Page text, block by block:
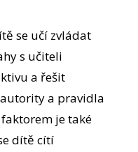
se učí zvládat
s učiteli
a řešit
a pravidla
je také
dítě cítí